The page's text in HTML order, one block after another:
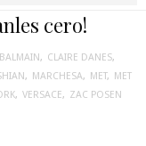
cero!
BALMAIN, CLAIRE DANES,
, MARCHESA, MET, MET
, VERSACE, ZAC POSEN